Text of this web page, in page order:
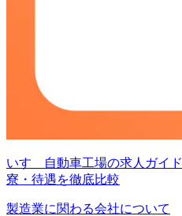
いすゞ自動車工場の求人ガイ
寮・待遇を徹底比較
製造業に関わる会社について